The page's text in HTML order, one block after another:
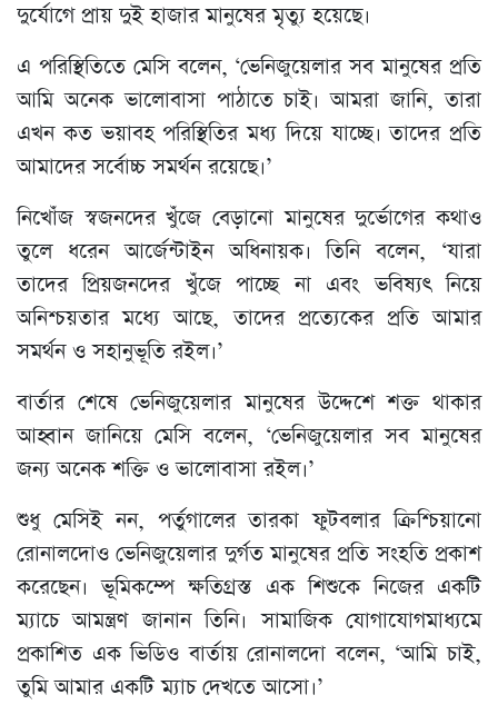
দুর্যোগে প্রায় দুই হাজার মানুষের মৃত্যু হয়েছে।
এ পরিস্থিতিতে মেসি বলেন, ‘ভেনিজুয়েলার সব মানুষের প্রতি
আমি অনেক ভালোবাসা পাঠাতে চাই। আমরা জানি, তারা
এখন কত ভয়াবহ পরিস্থিতির মধ্য দিয়ে যাচ্ছে। তাদের প্রতি
আমাদের সর্বোচ্চ সমর্থন রয়েছে।’
নিখোঁজ স্বজনদের খুঁজে বেড়ানো মানুষের দুর্ভোগের কথাও
তুলে ধরেন আর্জেন্টাইন অধিনায়ক। তিনি বলেন, ‘যারা
তাদের প্রিয়জনদের খুঁজে পাচ্ছে না এবং ভবিষ্যৎ নিয়ে
অনিশ্চয়তার মধ্যে আছে, তাদের প্রত্যেকের প্রতি আমার
সমর্থন ও সহানুভূতি রইল।’
বার্তার শেষে ভেনিজুয়েলার মানুষের উদ্দেশে শক্ত থাকার
আহ্বান জানিয়ে মেসি বলেন, ‘ভেনিজুয়েলার সব মানুষের
জন্য অনেক শক্তি ও ভালোবাসা রইল।’
শুধু মেসিই নন, পর্তুগালের তারকা ফুটবলার ক্রিশ্চিয়ানো
রোনালদোও ভেনিজুয়েলার দুর্গত মানুষের প্রতি সংহতি প্রকাশ
করেছেন। ভূমিকম্পে ক্ষতিগ্রস্ত এক শিশুকে নিজের একটি
ম্যাচে আমন্ত্রণ জানান তিনি। সামাজিক যোগাযোগমাধ্যমে
প্রকাশিত এক ভিডিও বার্তায় রোনালদো বলেন, ‘আমি চাই,
তুমি আমার একটি ম্যাচ দেখতে আসো।’